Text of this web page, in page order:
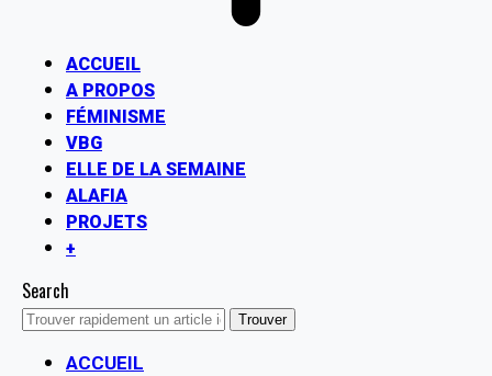
ACCUEIL
A PROPOS
FÉMINISME
VBG
ELLE DE LA SEMAINE
ALAFIA
PROJETS
+
Search
ACCUEIL